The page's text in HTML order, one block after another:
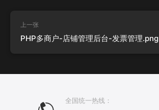
上一张
PHP多商户-店铺管理后台-发票管理.png
全国统一热线：